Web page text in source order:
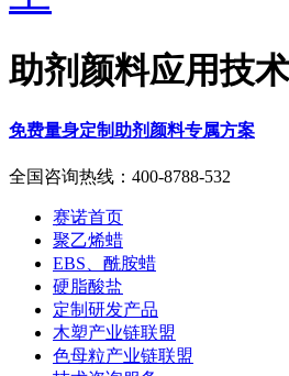
助剂颜料应用技
免费量身定制助剂颜料专属方案
全国咨询热线： 400-8788-532
赛诺首页
聚乙烯蜡
EBS、酰胺蜡
硬脂酸盐
定制研发产品
木塑产业链联盟
色母粒产业链联盟